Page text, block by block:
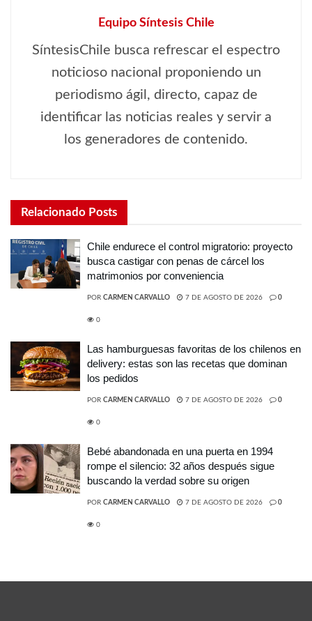
Equipo Síntesis Chile
SíntesisChile busca refrescar el espectro
noticioso nacional proponiendo un
periodismo ágil, directo, capaz de
identificar las noticias reales y servir a
los generadores de contenido.
Relacionado Posts
Chile endurece el control migratorio: proyecto
busca castigar con penas de cárcel los
matrimonios por conveniencia
POR CARMEN CARVALLO 7 DE AGOSTO DE 2026 0
0
Las hamburguesas favoritas de los chilenos en
delivery: estas son las recetas que dominan
los pedidos
POR CARMEN CARVALLO 7 DE AGOSTO DE 2026 0
0
Bebé abandonada en una puerta en 1994
rompe el silencio: 32 años después sigue
buscando la verdad sobre su origen
POR CARMEN CARVALLO 7 DE AGOSTO DE 2026 0
0